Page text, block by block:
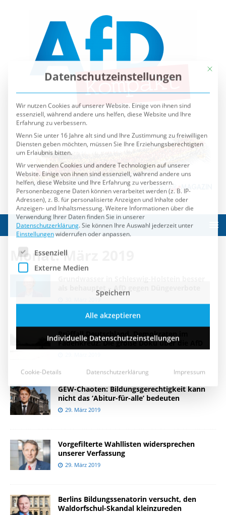
Monat:März 2019
als behauptet – AfD gegen Düngeverbote
Prüffall Deutschland, Demokraten im
Fadenkreuz: Die große Doku über die AfD
GEW-Chaoten: Bildungsgerechtigkeit kann
nicht das ‘Abitur-für-alle’ bedeuten
29. März 2019
Vorgefilterte Wahllisten widersprechen
unserer Verfassung
29. März 2019
Berlins Bildungssenatorin versucht, den
Waldorfschul-Skandal kleinzureden
Datenschutzeinstellungen
Wir nutzen Cookies auf unserer Website. Einige von ihnen sind
essenziell, während andere uns helfen, diese Website und Ihre
Wenn Sie unter 16 Jahre alt sind und Ihre Zustimmung zu freiwilligen
Diensten geben möchten, müssen Sie Ihre Erziehungsberechtigten
Wir verwenden Cookies und andere Technologien auf unserer
Website. Einige von ihnen sind essenziell, während andere uns
helfen, diese Website und Ihre Erfahrung zu verbessern.
Personenbezogene Daten können verarbeitet werden (z. B. IP-
Adressen), z. B. für personalisierte Anzeigen und Inhalte oder
Anzeigen- und Inhaltsmessung.
Verwendung Ihrer Daten finden Sie in unserer
Datenschutzerklärung.Sie können Ihre Auswahl jederzeit unter
Einstellungenwiderrufen oder anpassen.
Es folgt eine Liste der Service-Gruppen, für die eine
Essenziell
Externe Medien
Speichern
Datenschutzerklärung